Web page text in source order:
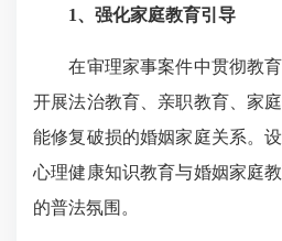
1、 强化家庭教育引导
在审理家事案件中贯彻教育
开展法治教育、亲职教育、家
能修复破损的婚姻家庭关系。
心理健康知识教育与婚姻家庭
的普法氛围。